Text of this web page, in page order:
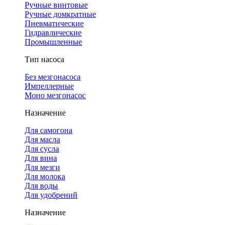
Ручные винтовые
Ручные домкратные
Пневматические
Гидравлические
Промышленные
Тип насоса
Без мезгонасоса
Импеллерные
Моно мезгонасос
Назначение
Для самогона
Для масла
Для сусла
Для вина
Для мезги
Для молока
Для воды
Для удобрений
Назначение